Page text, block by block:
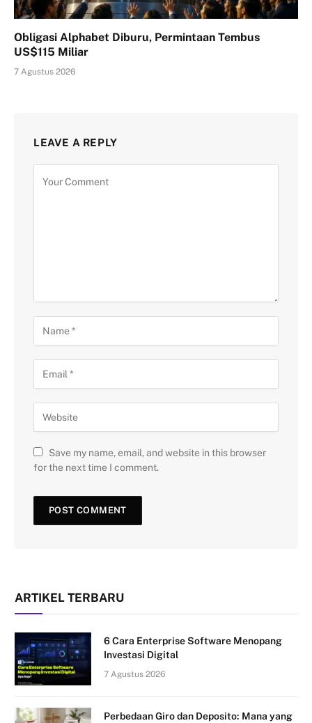
Obligasi Alphabet Diburu, Permintaan Tembus
US$115 Miliar
7 Agustus 2026
LEAVE A REPLY
Save my name, email, and website in this browser
for the next time I comment.
ARTIKEL TERBARU
6 Cara Enterprise Software Menopang
Investasi Digital
7 Agustus 2026
Perbedaan Giro dan Deposito: Mana yang